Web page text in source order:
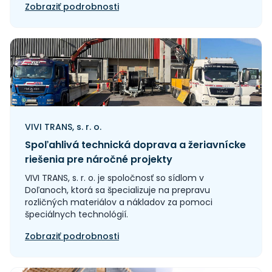
Zobraziť podrobnosti
VIVI TRANS, s. r. o.
Spoľahlivá technická doprava a žeriavnícke
riešenia pre náročné projekty
VIVI TRANS, s. r. o. je spoločnosť so sídlom v
Doľanoch, ktorá sa špecializuje na prepravu
rozličných materiálov a nákladov za pomoci
špeciálnych technológií.
Zobraziť podrobnosti